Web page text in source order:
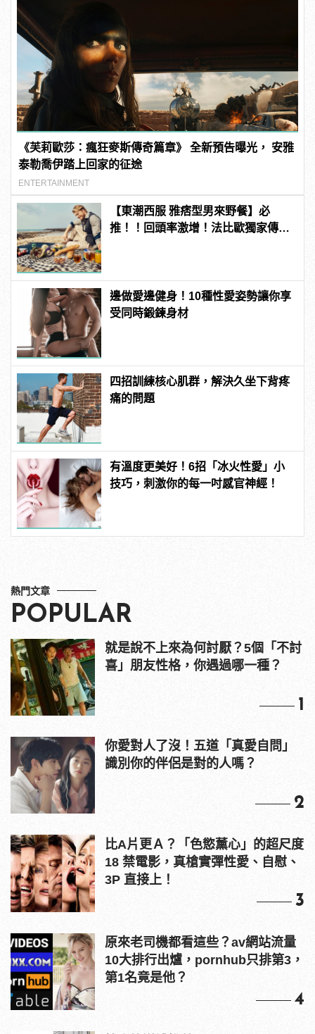
《芙莉歐莎：瘋狂麥斯傳奇篇章》 全新預告曝光， 安雅
泰勒喬伊踏上回家的征途
ENTERTAINMENT
【東潮西服 雅痞型男來野餐】必
推！！回頭率激增！法比歐獨家傳
邊做愛邊健身！10種性愛姿勢讓你享
受同時鍛鍊身材
四招訓練核心肌群，解決久坐下背疼
痛的問題
有溫度更美好！6招「冰火性愛」小
技巧，刺激你的每一吋感官神經！
熱門文章
POPULAR
就是說不上來為何討厭？5個「不討
喜」朋友性格，你遇過哪一種？
1
你愛對人了沒！五道「真愛自問」
識別你的伴侶是對的人嗎？
2
比A片更Ａ？「色慾薰心」的超尺度
18 禁電影，真槍實彈性愛、自慰、
3P 直接上！
3
原來老司機都看這些？av網站流量
10大排行出爐，pornhub只排第3，
第1名竟是他？
4